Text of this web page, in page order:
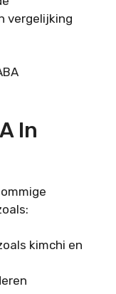
vergelijking
In
kimchi en